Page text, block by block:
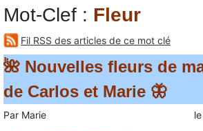
Mot-Clef : Fleur
Fil RSS des articles de ce mot clé
🌺 Nouvelles fleurs de
de Carlos et Marie 🦋
Par Marie le